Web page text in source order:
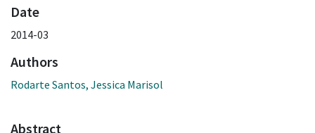
Date
2014-03
Authors
Rodarte Santos, Jessica Marisol
Abstract